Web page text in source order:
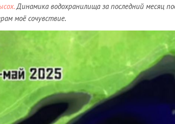
Динамика водохранилища за последний месяц
моё сочувствие.